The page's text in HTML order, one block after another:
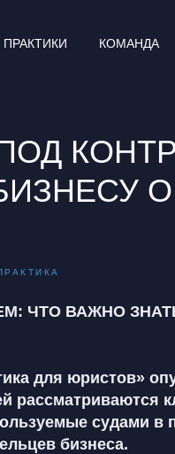
ПРАКТИКИ КОМАНДА
ЧТО ВАЖНО
для юристов»
рассматриваются
судами в
бизнеса.